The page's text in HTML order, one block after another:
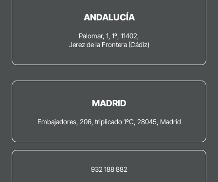
ANDALUCÍA
Palomar, 1, 1º, 11402,
Jerez de la Frontera (Cádiz)
MADRID
Embajadores, 206, triplicado 1ºC, 28045, Madrid
932 188 882